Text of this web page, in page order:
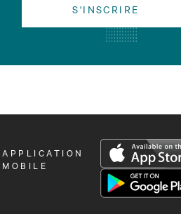
S'INSCRIRE
OUVRIR
LE
APPLICATION
MOBILE